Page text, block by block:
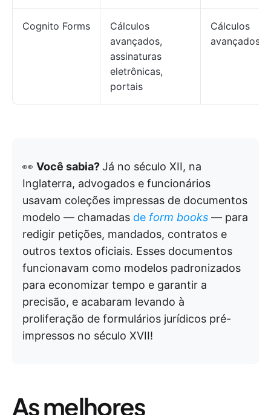
Cognito Forms
Cálculos
avançados,
assinaturas
eletrônicas,
portais
Cálculos
avançados
👀 Você sabia?Já no século XII, na
Inglaterra, advogados e funcionários
usavam coleções impressas de documentos
modelo — chamadas de form books — para
redigir petições, mandados, contratos e
outros textos oficiais. Esses documentos
funcionavam como modelos padronizados
para economizar tempo e garantir a
precisão, e acabaram levando à
proliferação de formulários jurídicos pré-
impressos no século XVII!
As melhores